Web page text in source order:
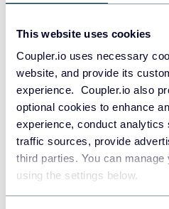
This website uses cookies
Coupler.io uses necessary
website, and provide its
experience. Coupler.io also
optional cookies to enhance
experience, conduct
traffic sources, provide
third parties. You can
using the settings below.
Este panel de LinkedIn se